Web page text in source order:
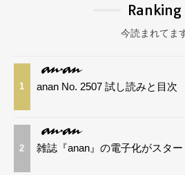
Ranking
今読まれてま
1 anan No. 2507 試し読みと目次
2 雑誌『anan』の電子化がスター